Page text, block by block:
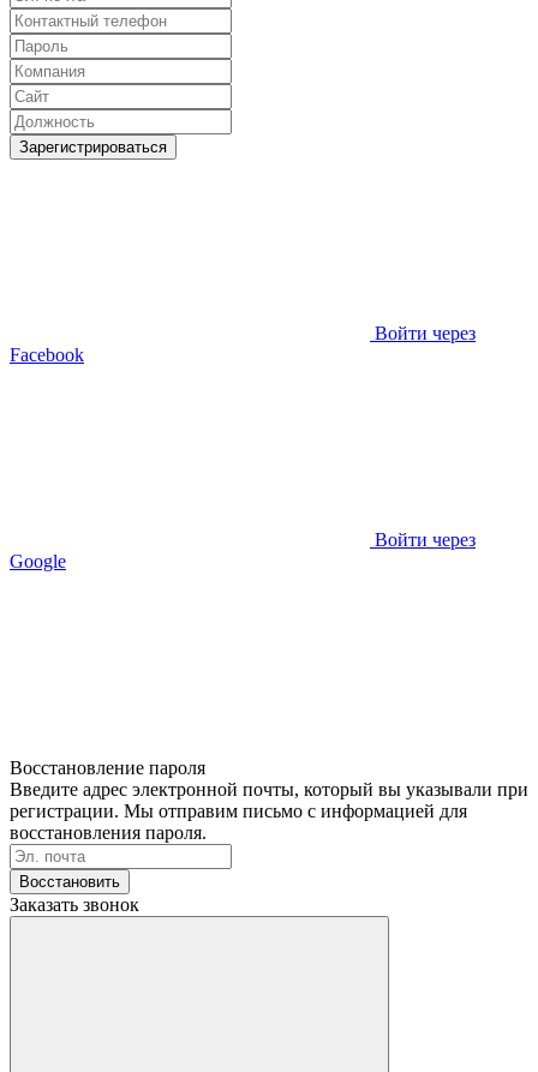
Зарегистрироваться
Войти через
Facebook
Войти через
Google
Восстановление пароля
Введите адрес электронной почты, который вы указывали при
регистрации. Мы отправим письмо с информацией для
восстановления пароля.
Восстановить
Заказать звонок